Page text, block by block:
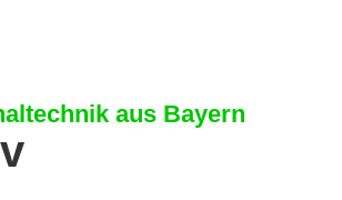
aus Bayern